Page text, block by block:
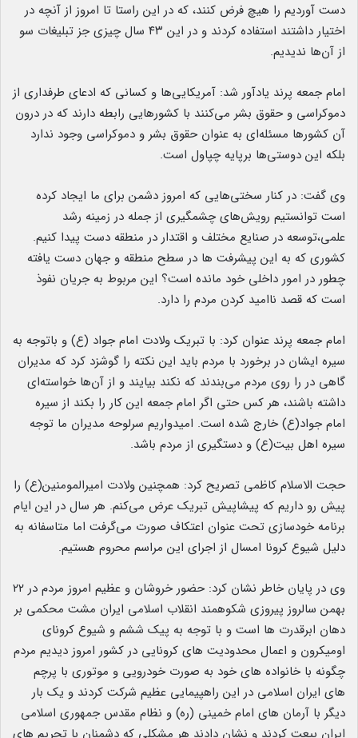
دست آوردیم را هیچ فرض کنند، که در این راستا تا امروز از آنچه در
اختیار داشتند استفاده کردند و در این ۴۳ سال چیزی جز تبلیغات سو
از آن‌ها ندیدیم.
امام جمعه پرند یادآور شد: آمریکایی‌ها و کسانی که ادعای طرفداری از
دموکراسی و حقوق بشر می‌کنند با کشورهایی رابطه دارند که در درون
آن کشورها مسئله‌ای به عنوان حقوق بشر و دموکراسی وجود ندارد
بلکه این دوستی‌ها برپایه چپاول است.
وی گفت: در کنار سختی‌هایی که امروز دشمن برای ما ایجاد کرده
است توانستیم رویش‌های چشمگیری از جمله در زمینه رشد
علمی،توسعه در صنایع مختلف و اقتدار در منطقه دست پیدا کنیم.
کشوری که به این پیشرفت ها در سطح منطقه و جهان دست یافته
چطور در امور داخلی خود مانده است؟ این مربوط به جریان نفوذ
است که قصد ناامید کردن مردم را دارد.
امام جمعه پرند عنوان کرد: با تبریک ولادت امام جواد (ع) و باتوجه به
سیره ایشان در برخورد با مردم باید این نکته را گوشزد کرد که مدیران
گاهی در را روی مردم می‌بندند که نکند بیایند و از آن‌ها خواسته‌ای
داشته باشند، هر کس حتی اگر امام جمعه این کار را بکند از سیره
امام جواد(ع) خارج شده است. امیدواریم سرلوحه مدیران ما توجه
سیره اهل بیت(ع) و دستگیری از مردم باشد.
حجت الاسلام کاظمی تصریح کرد: همچنین ولادت امیرالمومنین(ع) را
پیش رو داریم که پیشاپیش تبریک عرض می‌کنم. هر سال در این ایام
برنامه خودسازی تحت عنوان اعتکاف صورت می‌گرفت اما متاسفانه به
دلیل شیوع کرونا امسال از اجرای این مراسم محروم هستیم.
وی در پایان خاطر نشان کرد: حضور خروشان و عظیم امروز مردم در ۲۲
بهمن سالروز پیروزی شکوهمند انقلاب اسلامی ایران مشت محکمی بر
دهان ابرقدرت ها است و با توجه به پیک ششم و شیوع کرونای
اومیکرون و اعمال محدودیت های کرونایی در کشور امروز دیدیم مردم
چگونه با خانواده های خود به صورت خودرویی و موتوری با پرچم
های ایران اسلامی در این راهپیمایی عظیم شرکت کردند و یک بار
دیگر با آرمان های امام خمینی (ره) و نظام مقدس جمهوری اسلامی
ایران بیعت کردند و نشان دادند هر مشکلی که دشمنان با تحریم های